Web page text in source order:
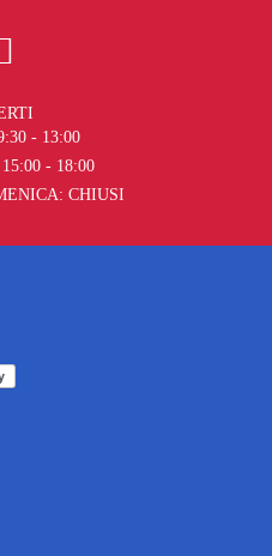
- 13:00
- 18:00
CHIUSI